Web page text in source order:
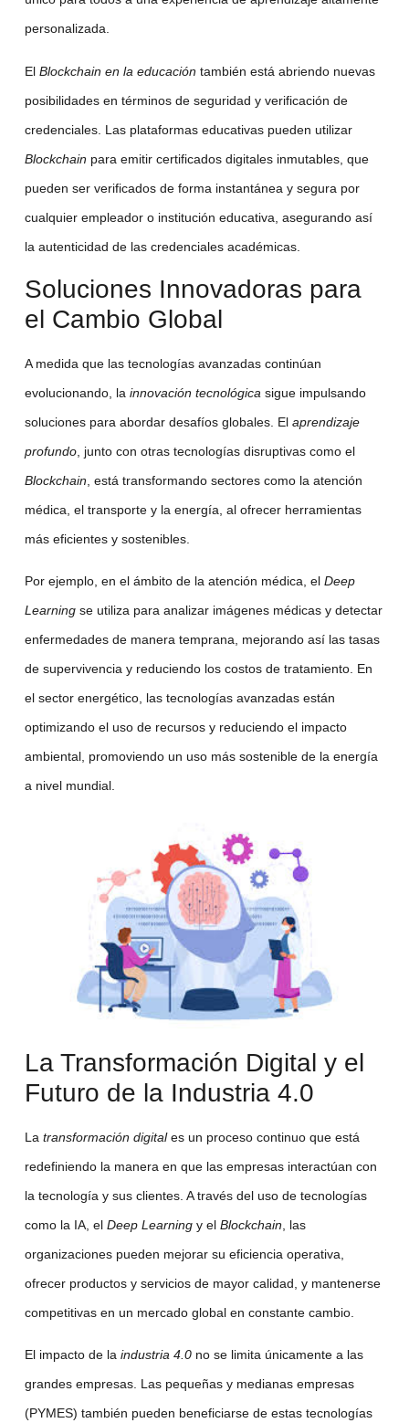
personalizada.
El Blockchain en la educación también está abriendo nuevas
posibilidades en términos de seguridad y verificación de
credenciales. Las plataformas educativas pueden utilizar
Blockchain para emitir certificados digitales inmutables, que
pueden ser verificados de forma instantánea y segura por
cualquier empleador o institución educativa, asegurando así
la autenticidad de las credenciales académicas.
Soluciones Innovadoras para
el Cambio Global
A medida que las tecnologías avanzadas continúan
evolucionando, la innovación tecnológica sigue impulsando
soluciones para abordar desafíos globales. El aprendizaje
profundo, junto con otras tecnologías disruptivas como el
Blockchain , está transformando sectores como la atención
médica, el transporte y la energía, al ofrecer herramientas
más eficientes y sostenibles.
Por ejemplo, en el ámbito de la atención médica, el Deep
Learningse utiliza para analizar imágenes médicas y detectar
enfermedades de manera temprana, mejorando así las tasas
de supervivencia y reduciendo los costos de tratamiento. En
el sector energético, las tecnologías avanzadas están
optimizando el uso de recursos y reduciendo el impacto
ambiental, promoviendo un uso más sostenible de la energía
a nivel mundial.
La Transformación Digital y el
Futuro de la Industria 4.0
La transformación digitales un proceso continuo que está
redefiniendo la manera en que las empresas interactúan con
la tecnología y sus clientes. A través del uso de tecnologías
como la IA, el Deep Learningy el Blockchain , las
organizaciones pueden mejorar su eficiencia operativa,
ofrecer productos y servicios de mayor calidad, y mantenerse
competitivas en un mercado global en constante cambio.
El impacto de la industria 4.0no se limita únicamente a las
grandes empresas. Las pequeñas y medianas empresas
(PYMES) también pueden beneficiarse de estas tecnologías